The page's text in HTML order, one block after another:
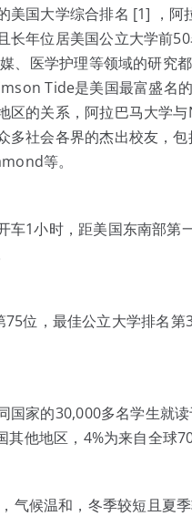
美国大学综合排名 [1] ，
长年位居美国公立大学前
、医学护理等领域的研究都
Tide是美国最富盛名
区的关系，阿拉巴马大学
多社会各界的杰出校友，
等。
车1小时，距美国东南部
位，最佳公立大学排名
国家的30,000多名学生就
他地区，4%为来自全球
候温和，冬季较短且夏